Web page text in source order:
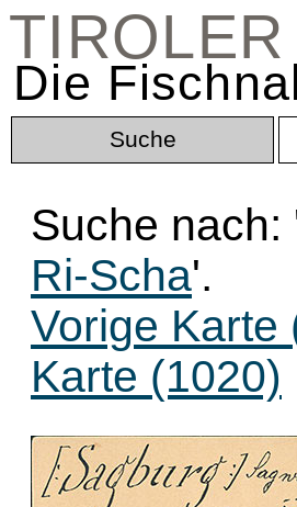
Die
Suche
Suche nach:
Ri-Scha'.
Vorige Karte
Karte (1020)